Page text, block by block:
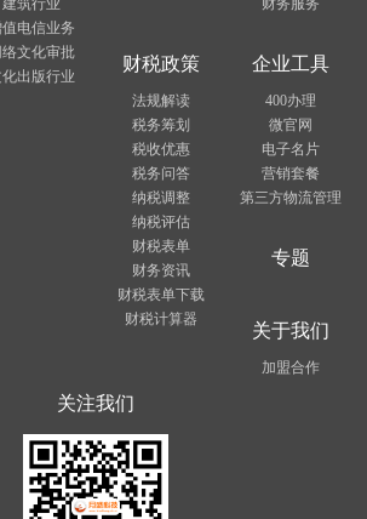
电信业务
络文化审批
出版行业
财税政策
法规解读
税务筹划
税收优惠
税务问答
纳税调整
纳税评估
财税表单
财务资讯
财税表单下载
财税计算器
企业工具
400办理
微官网
电子名片
营销套餐
第三方物流管理
专题
关于我们
加盟合作
关注我们